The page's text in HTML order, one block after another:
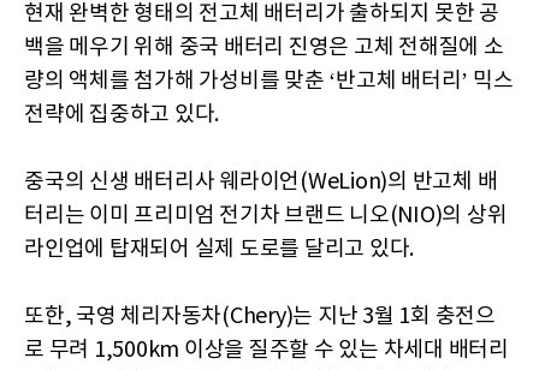
현재 완벽한 형태의 전고체 배터리가 출하되지 못한 공
백을 메우기 위해 중국 배터리 진영은 고체 전해질에 소
량의 액체를 첨가해 가성비를 맞춘 ‘반고체 배터리’ 믹스
전략에 집중하고 있다.
중국의 신생 배터리사 웨라이언(WeLion)의 반고체 배
터리는 이미 프리미엄 전기차 브랜드 니오(NIO)의 상위
라인업에 탑재되어 실제 도로를 달리고 있다.
또한, 국영 체리자동차(Chery)는 지난 3월 1회 충전으
로 무려 1,500km 이상을 질주할 수 있는 차세대 배터리